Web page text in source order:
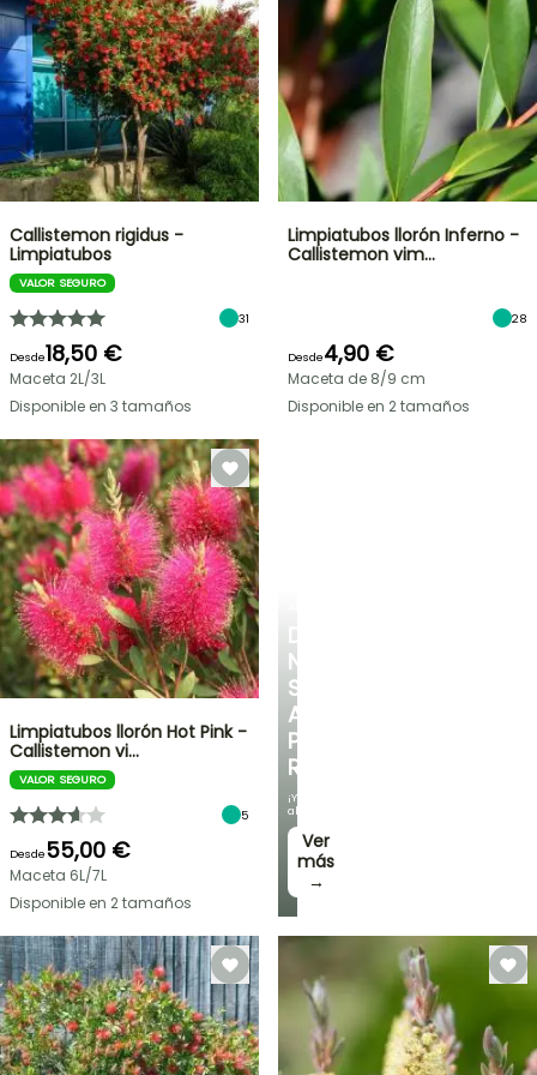
OFERTA
RELÁMPAGO
¡HASTA
UN
30
DESCUBRE
NUESTRA
SELECCIÓN
A
PRECIOS
REDUCIDOS
¡Y
ahorra!
Ver
más
→
Callistemon rigidus -
Limpiatubos
VALOR SEGURO
31
Desde18,50 €
Maceta 2L/3L
Disponible en 3 tamaños
Limpiatubos llorón Inferno -
Callistemon vim…
28
Desde4,90 €
Maceta de 8/9 cm
Disponible en 2 tamaños
Limpiatubos llorón Hot Pink -
Callistemon vi…
VALOR SEGURO
5
Desde55,00 €
Maceta 6L/7L
Disponible en 2 tamaños